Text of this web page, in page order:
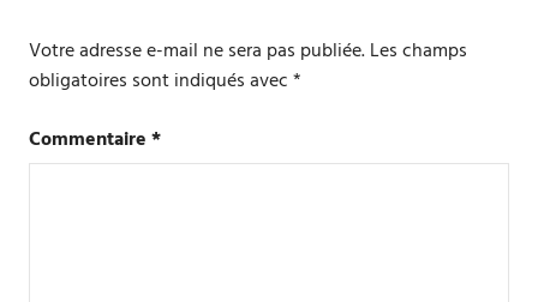
Votre adresse e-mail ne sera pas publiée.Les champs
obligatoires sont indiqués avec*
Commentaire*